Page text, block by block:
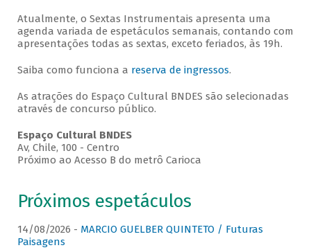
Atualmente, o Sextas Instrumentais apresenta uma
agenda variada de espetáculos semanais, contando com
apresentações todas as sextas, exceto feriados, às 19h.
Saiba como funciona a reserva de ingressos.
As atrações do Espaço Cultural BNDES são selecionadas
através de concurso público.
Espaço Cultural BNDES
Av, Chile, 100 - Centro
Próximo ao Acesso B do metrô Carioca
Próximos espetáculos
14/08/2026 - MARCIO GUELBER QUINTETO / Futuras
Paisagens